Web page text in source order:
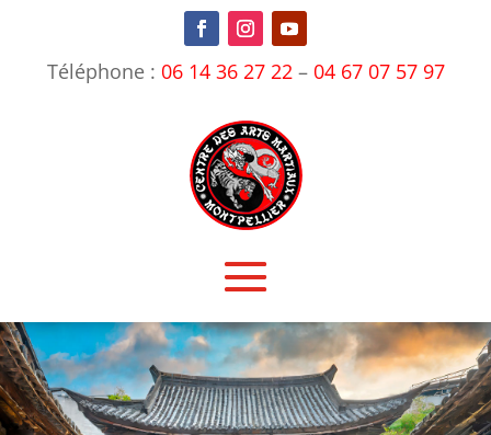
Téléphone : 06 14 36 27 22– 04 67 07 57 97